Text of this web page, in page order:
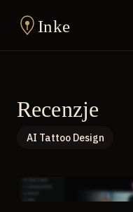
Recenzje
AI Tattoo Design
Inke